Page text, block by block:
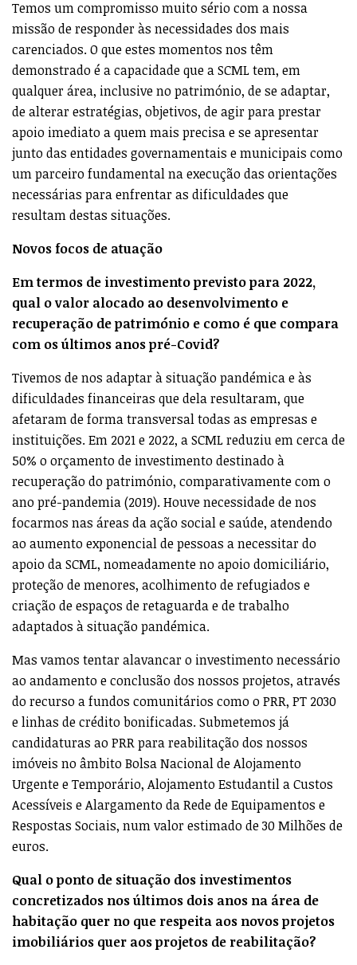
Temos um compromisso muito sério com a nossa
missão de responder às necessidades dos mais
carenciados. O que estes momentos nos têm
demonstrado é a capacidade que a SCML tem, em
qualquer área, inclusive no património, de se adaptar,
de alterar estratégias, objetivos, de agir para prestar
apoio imediato a quem mais precisa e se apresentar
junto das entidades governamentais e municipais como
um parceiro fundamental na execução das orientações
necessárias para enfrentar as dificuldades que
resultam destas situações.
Novos focos de atuação
Em termos de investimento previsto para 2022,
qual o valor alocado ao desenvolvimento e
recuperação de património e como é que compara
com os últimos anos pré-Covid?
Tivemos de nos adaptar à situação pandémica e às
dificuldades financeiras que dela resultaram, que
afetaram de forma transversal todas as empresas e
instituições. Em 2021 e 2022, a SCML reduziu em cerca de
50% o orçamento de investimento destinado à
recuperação do património, comparativamente com o
ano pré-pandemia (2019). Houve necessidade de nos
focarmos nas áreas da ação social e saúde, atendendo
ao aumento exponencial de pessoas a necessitar do
apoio da SCML, nomeadamente no apoio domiciliário,
proteção de menores, acolhimento de refugiados e
criação de espaços de retaguarda e de trabalho
adaptados à situação pandémica.
Mas vamos tentar alavancar o investimento necessário
ao andamento e conclusão dos nossos projetos, através
do recurso a fundos comunitários como o PRR, PT 2030
e linhas de crédito bonificadas. Submetemos já
candidaturas ao PRR para reabilitação dos nossos
imóveis no âmbito Bolsa Nacional de Alojamento
Urgente e Temporário, Alojamento Estudantil a Custos
Acessíveis e Alargamento da Rede de Equipamentos e
Respostas Sociais, num valor estimado de 30 Milhões de
euros.
Qual o ponto de situação dos investimentos
concretizados nos últimos dois anos na área de
habitação quer no que respeita aos novos projetos
imobiliários quer aos projetos de reabilitação?